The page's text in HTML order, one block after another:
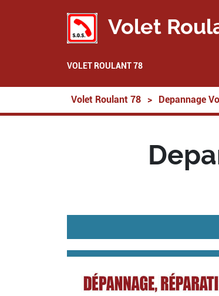
Volet
VOLET ROULANT 78
Volet Roulant 78 > Depannage